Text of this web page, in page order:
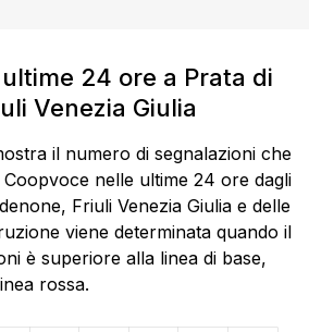
24 ore a Prata di
Venezia Giulia
il numero di segnalazioni che
nelle ultime 24 ore dagli
Friuli Venezia Giulia e delle
viene determinata quando il
è superiore alla linea di base,
rossa.